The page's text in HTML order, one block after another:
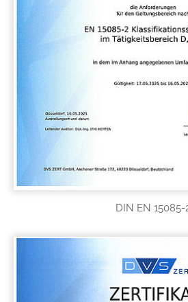
DIN EN 15085-